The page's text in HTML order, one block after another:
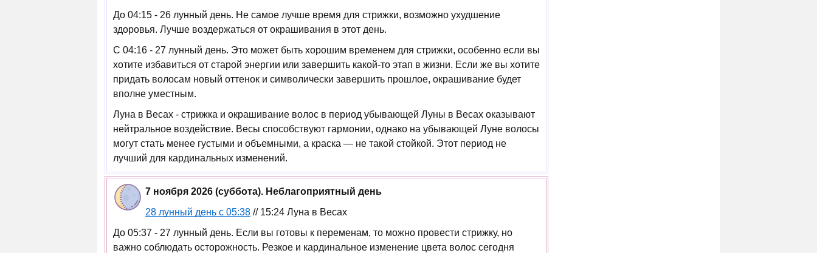
До 04:15 - 26 лунный день. Не самое лучше время для стрижки, возможно ухудшение
здоровья. Лучше воздержаться от окрашивания в этот день.
С 04:16 - 27 лунный день. Это может быть хорошим временем для стрижки, особенно если вы
хотите избавиться от старой энергии или завершить какой-то этап в жизни. Если же вы хотите
придать волосам новый оттенок и символически завершить прошлое, окрашивание будет
вполне уместным.
Луна в Весах - стрижка и окрашивание волос в период убывающей Луны в Весах оказывают
нейтральное воздействие. Весы способствуют гармонии, однако на убывающей Луне волосы
могут стать менее густыми и объемными, а краска — не такой стойкой. Этот период не
лучший для кардинальных изменений.
7 ноября 2026 (суббота). Неблагоприятный день
28 лунный день с 05:38 // 15:24 Луна в Весах
До 05:37 - 27 лунный день. Если вы готовы к переменам, то можно провести стрижку, но
важно соблюдать осторожность. Резкое и кардинальное изменение цвета волос сегодня